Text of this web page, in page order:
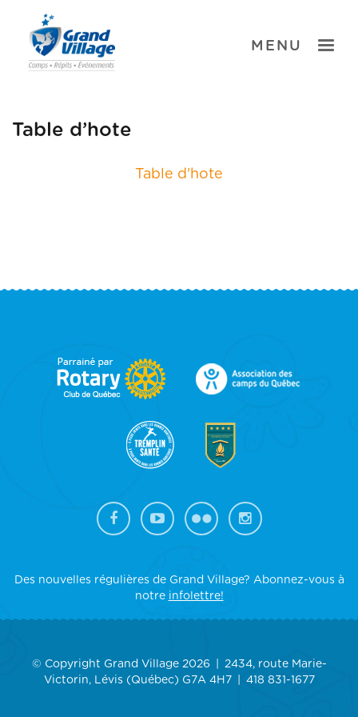
content
TOGGLE
MENU
Table d’hote
Table d'hote
FOOTER
SIDEBAR
Des nouvelles régulières de Grand Village? Abonnez-vous à
notre infolettre!
© Copyright Grand Village 2026
2434, route Marie-
Victorin, Lévis (Québec) G7A 4H7
418 831-1677